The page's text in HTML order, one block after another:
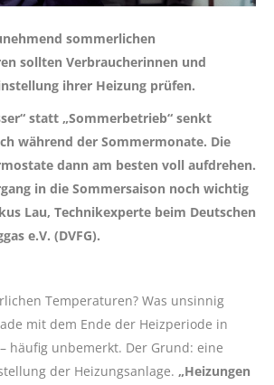
sommerlichen
sollten Verbraucherinnen und
ihrer Heizung prüfen.
statt „Sommerbetrieb“ senkt
während der Sommermonate. Die
dann am besten voll aufdrehen.
in die Sommersaison noch wichtig
Lau, Technikexperte beim Deutschen
e.V. (DVFG).
Temperaturen? Was unsinnig
mit dem Ende der Heizperiode in
häufig unbemerkt. Der Grund: eine
der Heizungsanlage. „Heizungen